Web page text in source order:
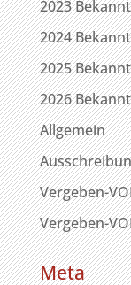
2023
2024
2025
2026
Allgemein
Vergeben-
Vergeben-
Meta